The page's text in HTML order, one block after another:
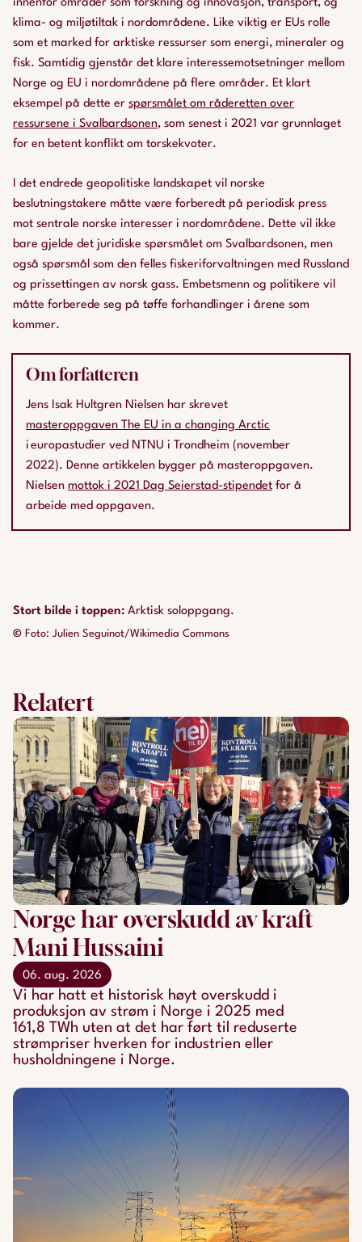
innenfor områder som forskning og innovasjon, transport, og
klima- og miljøtiltak i nordområdene. Like viktig er EUs rolle
som et marked for arktiske ressurser som energi, mineraler og
fisk. Samtidig gjenstår det klare interessemotsetninger mellom
Norge og EU i nordområdene på flere områder. Et klart
eksempel på dette er spørsmålet om råderetten over
ressursene i Svalbardsonen, som senest i 2021 var grunnlaget
for en betent konflikt om torskekvoter.
I det endrede geopolitiske landskapet vil norske
beslutningstakere måtte være forberedt på periodisk press
mot sentrale norske interesser i nordområdene. Dette vil ikke
bare gjelde det juridiske spørsmålet om Svalbardsonen, men
også spørsmål som den felles fiskeriforvaltningen med Russland
og prissettingen av norsk gass. Embetsmenn og politikere vil
måtte forberede seg på tøffe forhandlinger i årene som
kommer.
Om forfatteren
Jens Isak Hultgren Nielsen har skrevet
masteroppgaven The EU in a changing Arctic
i europastudier ved NTNU i Trondheim (november
2022). Denne artikkelen bygger på masteroppgaven.
Nielsen mottok i 2021 Dag Seierstad-stipendet for å
arbeide med oppgaven.
Stort bilde i toppen: Arktisk soloppgang.
© Foto: Julien Seguinot/Wikimedia Commons
Relatert
Norge har overskudd av kraft
Mani Hussaini
06. aug. 2026
Vi har hatt et historisk høyt overskudd i
produksjon av strøm i Norge i 2025 med
161,8 TWh uten at det har ført til reduserte
strømpriser hverken for industrien eller
husholdningene i Norge.